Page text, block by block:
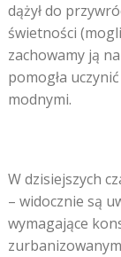
dążył do
świetności
zachowamy ją
pomogła
modnymi.
W dzisiejszych
– widocznie są
wymagające